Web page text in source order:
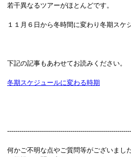
若干異なるツアーがほとんどです。
１１月６日から冬時間に変わり冬期スケ
下記の記事もあわせてお読みください。
冬期スケジュールに変わる時期
何かご不明な点やご質問等がございまし